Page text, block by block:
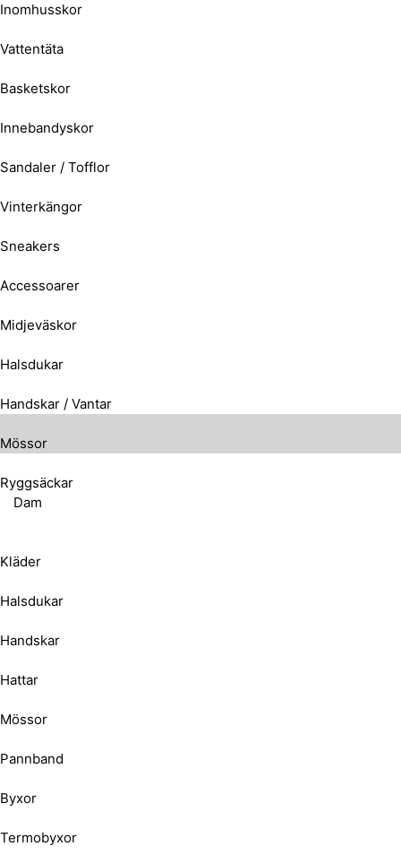
Inomhusskor
Vattentäta
Basketskor
Innebandyskor
Sandaler / Tofflor
Vinterkängor
Sneakers
Accessoarer
Midjeväskor
Halsdukar
Handskar / Vantar
Mössor
Ryggsäckar
Dam
Kläder
Halsdukar
Handskar
Hattar
Mössor
Pannband
Byxor
Termobyxor